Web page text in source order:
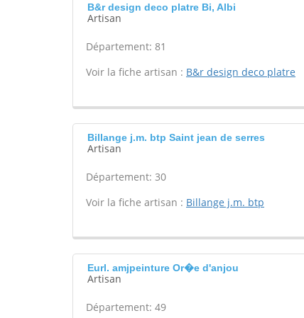
B&r design deco platre Bi, Albi
Artisan
Département: 81
Voir la fiche artisan : B&r design deco platre
Billange j.m. btp Saint jean de serres
Artisan
Département: 30
Voir la fiche artisan : Billange j.m. btp
Eurl. amjpeinture Or�e d'anjou
Artisan
Département: 49